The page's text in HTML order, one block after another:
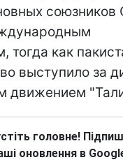
тогда как
выступило за
движением
головне!
оновлення в